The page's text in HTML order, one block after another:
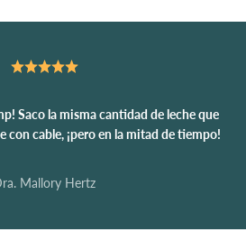
Saco la misma cantidad de leche que
con cable, ¡pero en la mitad de tiempo!
Mallory Hertz